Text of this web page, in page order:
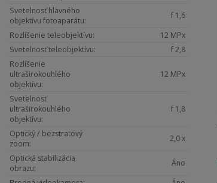
Svetelnosť hlavného
objektívu fotoaparátu:
f 1,6
Rozlíšenie teleobjektívu:
12 MPx
Svetelnosť teleobjektívu:
f 2,8
Rozlíšenie
ultraširokouhlého
objektívu:
12 MPx
Svetelnosť
ultraširokouhlého
objektívu:
f 1,8
Optický / bezstratový
zoom:
2,0 x
Optická stabilizácia
obrazu:
Áno